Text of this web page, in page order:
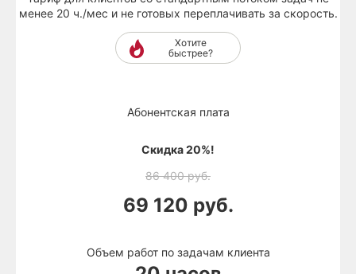
менее 20 ч./мес и не готовых переплачивать за скорость.
Хотите
быстрее?
Абонентская плата
Скидка 20%!
86 400руб.
69 120 руб.
Объем работ по задачам клиента